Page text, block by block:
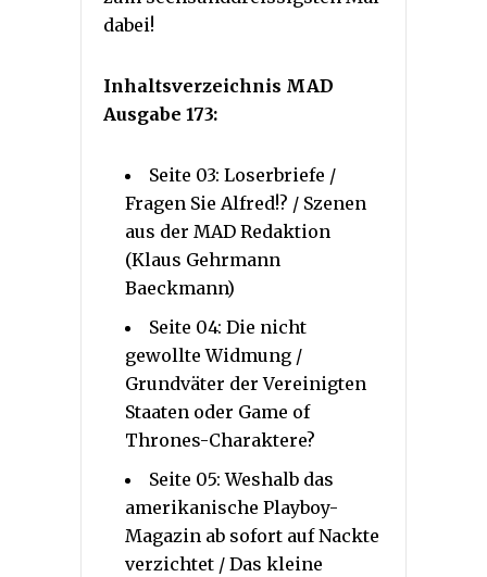
dabei!
Inhaltsverzeichnis MAD
Ausgabe 173:
Seite 03: Loserbriefe /
Fragen Sie Alfred!? / Szenen
aus der MAD Redaktion
(Klaus Gehrmann
Baeckmann)
Seite 04: Die nicht
gewollte Widmung /
Grundväter der Vereinigten
Staaten oder Game of
Thrones-Charaktere?
Seite 05: Weshalb das
amerikanische Playboy-
Magazin ab sofort auf Nackte
verzichtet / Das kleine